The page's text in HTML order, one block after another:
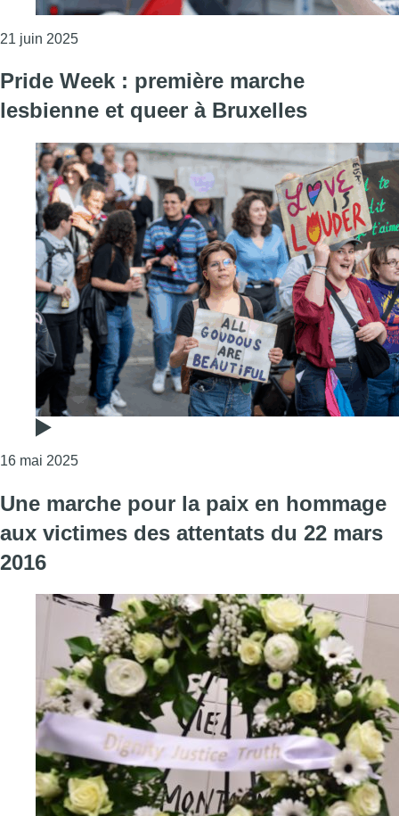
21 juin 2025Consulter l'article "La délégation belge de la
Pride Week : première marche
lesbienne et queer à Bruxelles
16 mai 2025Consulter l'article "Pride Week : première marche
Une marche pour la paix en hommage
aux victimes des attentats du 22 mars
2016